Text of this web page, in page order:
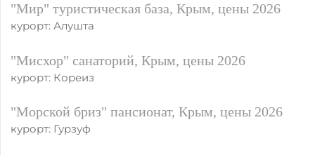
"Мир" туристическая база, Крым, цены 2026
курорт: Алушта
"Мисхор" санаторий, Крым, цены 2026
курорт: Кореиз
"Морской бриз" пансионат, Крым, цены 2026
курорт: Гурзуф